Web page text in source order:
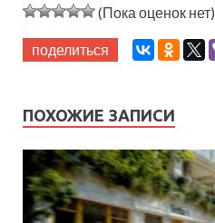
(Пока оценок нет)
поделиться
ПОХОЖИЕ ЗАПИСИ